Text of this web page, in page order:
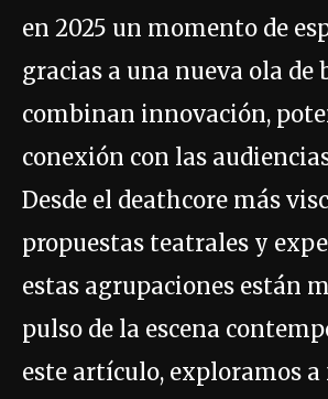
en 2025 un momento de
gracias a una nueva ola de
combinan innovación,
conexión con las
Desde el deathcore más
propuestas teatrales y
estas agrupaciones están
pulso de la escena
este artículo, exploramos a